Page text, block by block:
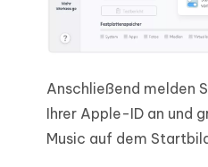
Anschließend melden
Ihrer Apple-ID an und
Music auf dem